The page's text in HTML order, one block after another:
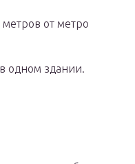
от метро
одном здании.